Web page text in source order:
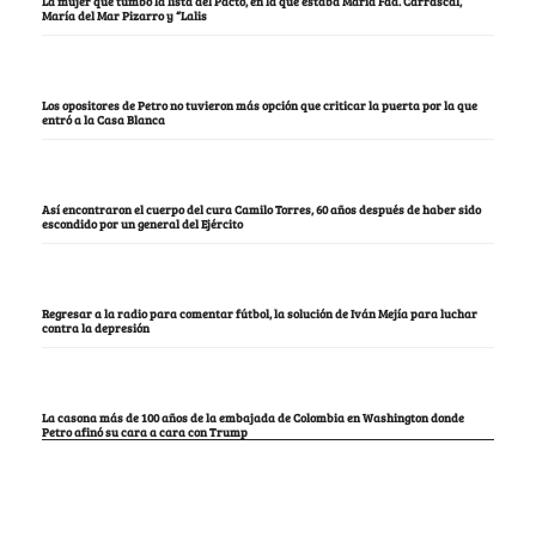
María del Mar Pizarro y “Lalis
Los opositores de Petro no tuvieron más opción que criticar la puerta por la que
entró a la Casa Blanca
Así encontraron el cuerpo del cura Camilo Torres, 60 años después de haber sido
escondido por un general del Ejército
Regresar a la radio para comentar fútbol, la solución de Iván Mejía para luchar
contra la depresión
La casona más de 100 años de la embajada de Colombia en Washington donde
Petro afinó su cara a cara con Trump